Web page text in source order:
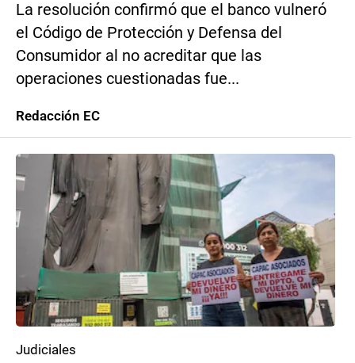
La resolución confirmó que el banco vulneró
el Código de Protección y Defensa del
Consumidor al no acreditar que las
operaciones cuestionadas fue...
Redacción EC
Judiciales